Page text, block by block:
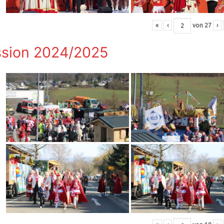
« ‹ von 27 ›
2024/2025